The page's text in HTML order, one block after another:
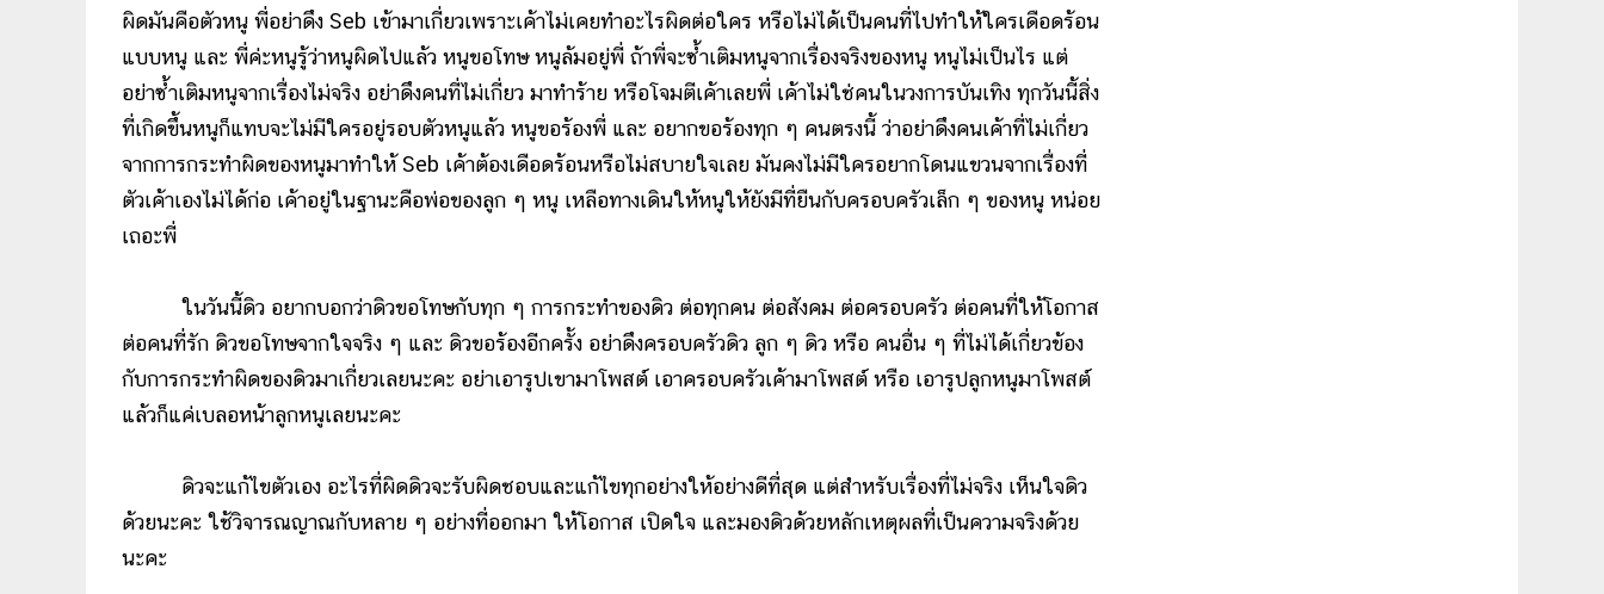
ผิดมันคือตัวหนู พี่อย่าดึง Seb เข้ามาเกี่ยวเพราะเค้าไม่เคยทำอะไรผิดต่อใคร หรือไม่ได้เป็นคนที่ไปทำให้ใครเดือดร้อน
แบบหนู และ พี่ค่ะหนูรู้ว่าหนูผิดไปแล้ว หนูขอโทษ หนูล้มอยู่พี่ ถ้าพี่จะซํ้าเติมหนูจากเรื่องจริงของหนู หนูไม่เป็นไร แต่
อย่าซํ้าเติมหนูจากเรื่องไม่จริง อย่าดึงคนที่ไม่เกี่ยว มาทำร้าย หรือโจมตีเค้าเลยพี่ เค้าไม่ใช่คนในวงการบันเทิง ทุกวันนี้สิ่ง
ที่เกิดขึ้นหนูก็แทบจะไม่มีใครอยู่รอบตัวหนูแล้ว หนูขอร้องพี่ และ อยากขอร้องทุก ๆ คนตรงนี้ ว่าอย่าดึงคนเค้าที่ไม่เกี่ยว
จากการกระทำผิดของหนูมาทำให้ Seb เค้าต้องเดือดร้อนหรือไม่สบายใจเลย มันคงไม่มีใครอยากโดนแขวนจากเรื่องที่
ตัวเค้าเองไม่ได้ก่อ เค้าอยู่ในฐานะคือพ่อของลูก ๆ หนู เหลือทางเดินให้หนูให้ยังมีที่ยืนกับครอบครัวเล็ก ๆ ของหนู หน่อย
เถอะพี่
ในวันนี้ดิว อยากบอกว่าดิวขอโทษกับทุก ๆ การกระทำของดิว ต่อทุกคน ต่อสังคม ต่อครอบครัว ต่อคนที่ให้โอกาส
ต่อคนที่รัก ดิวขอโทษจากใจจริง ๆ และ ดิวขอร้องอีกครั้ง อย่าดึงครอบครัวดิว ลูก ๆ ดิว หรือ คนอื่น ๆ ที่ไม่ได้เกี่ยวข้อง
กับการกระทำผิดของดิวมาเกี่ยวเลยนะคะ อย่าเอารูปเขามาโพสต์ เอาครอบครัวเค้ามาโพสต์ หรือ เอารูปลูกหนูมาโพสต์
แล้วก็แค่เบลอหน้าลูกหนูเลยนะคะ
ดิวจะแก้ไขตัวเอง อะไรที่ผิดดิวจะรับผิดชอบและแก้ไขทุกอย่างให้อย่างดีที่สุด แต่สำหรับเรื่องที่ไม่จริง เห็นใจดิว
ด้วยนะคะ ใช้วิจารณญาณกับหลาย ๆ อย่างที่ออกมา ให้โอกาส เปิดใจ และมองดิวด้วยหลักเหตุผลที่เป็นความจริงด้วย
นะคะ